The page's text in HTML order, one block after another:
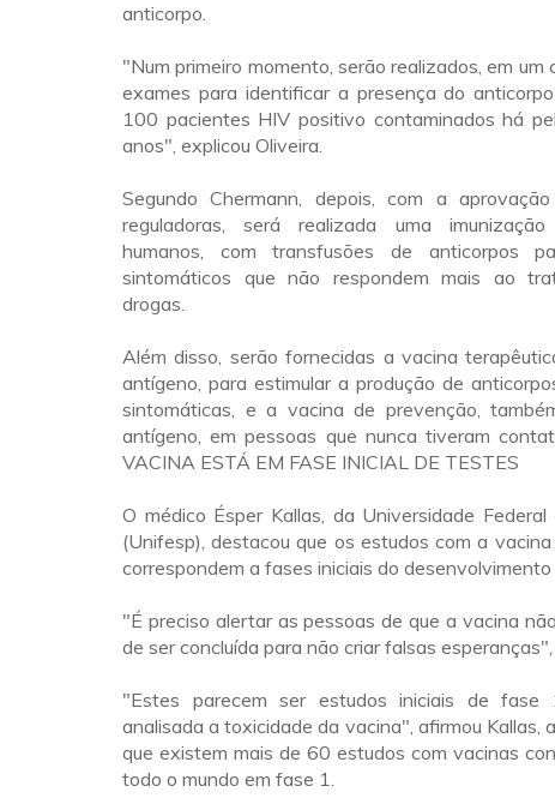
anticorpo.
"Num primeiro momento, serão realizados, em um
exames para identificar a presença do
100 pacientes HIV positivo contaminados há
anos", explicou Oliveira.
Segundo Chermann, depois, com a
reguladoras, será realizada uma
humanos, com transfusões de anticorpos
sintomáticos que não respondem mais ao
drogas.
Além disso, serão fornecidas a vacina
antígeno, para estimular a produção de
sintomáticas, e a vacina de prevenção,
antígeno, em pessoas que nunca tiveram
VACINA ESTÁ EM FASE INICIAL DE TESTES
O médico Ésper Kallas, da Universidade
(Unifesp), destacou que os estudos com a
correspondem a fases iniciais do desenvolvimento
"É preciso alertar as pessoas de que a vacina
de ser concluída para não criar falsas esperanças",
"Estes parecem ser estudos iniciais de
analisada a toxicidade da vacina", afirmou Kallas,
que existem mais de 60 estudos com vacinas
todo o mundo em fase 1.